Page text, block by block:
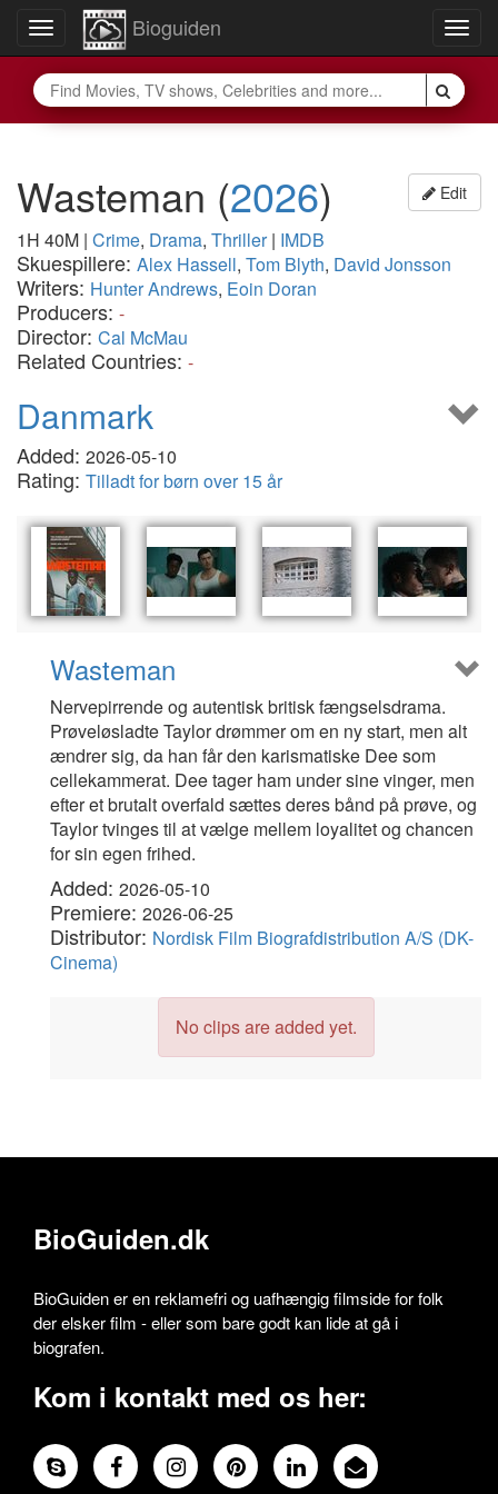
Toggle
navigation
Bioguiden
Edit
Wasteman (2026)
1H 40M | Crime, Drama, Thriller| IMDB
Skuespillere: Alex Hassell, Tom Blyth, David Jonsson
Writers: Hunter Andrews, Eoin Doran
Producers: -
Director: Cal McMau
Related Countries: -
Danmark
Added: 2026-05-10
Rating: Tilladt for børn over 15 år
Wasteman
Nervepirrende og autentisk britisk fængselsdrama.
Prøveløsladte Taylor drømmer om en ny start, men alt
ændrer sig, da han får den karismatiske Dee som
cellekammerat. Dee tager ham under sine vinger, men
efter et brutalt overfald sættes deres bånd på prøve, og
Taylor tvinges til at vælge mellem loyalitet og chancen
for sin egen frihed.
Added: 2026-05-10
Premiere: 2026-06-25
Distributor: Nordisk Film Biografdistribution A/S (DK-
Cinema)
No clips are added yet.
BioGuiden.dk
BioGuiden er en reklamefri og uafhængig filmside for folk
der elsker film - eller som bare godt kan lide at gå i
biografen.
Kom i kontakt med os her: